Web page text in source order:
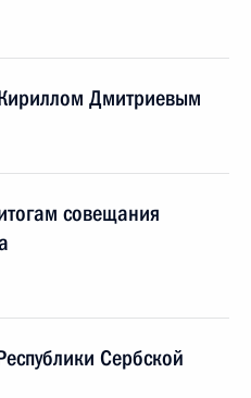
Дмитриевым
совещания
Сербской